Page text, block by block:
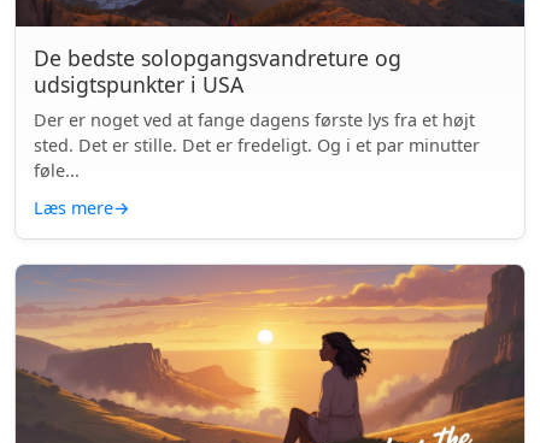
De bedste solopgangsvandreture og
udsigtspunkter i USA
Der er noget ved at fange dagens første lys fra et højt
sted. Det er stille. Det er fredeligt. Og i et par minutter
føle...
Læs mere→